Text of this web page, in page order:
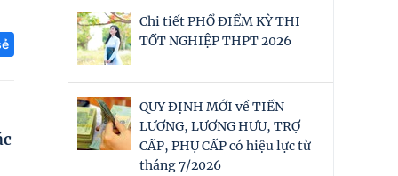
Chi tiết PHỔ ĐIỂM KỲ THI
TỐT NGHIỆP THPT 2026
QUY ĐỊNH MỚI về TIỀN
LƯƠNG, LƯƠNG HƯU, TRỢ
CẤP, PHỤ CẤP có hiệu lực từ
tháng 7/2026